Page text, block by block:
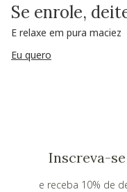
Se enrole,
E relaxe em pura maciez
Eu quero
Inscreva-
e receba 10% de